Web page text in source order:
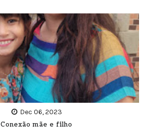
Dec 06, 2023
Conexão mãe e filho